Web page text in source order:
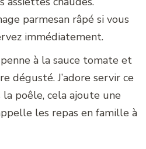
parmesan râpé si vous
immédiatement.
à la sauce tomate et
dégusté. J’adore servir ce
poêle, cela ajoute une
les repas en famille à